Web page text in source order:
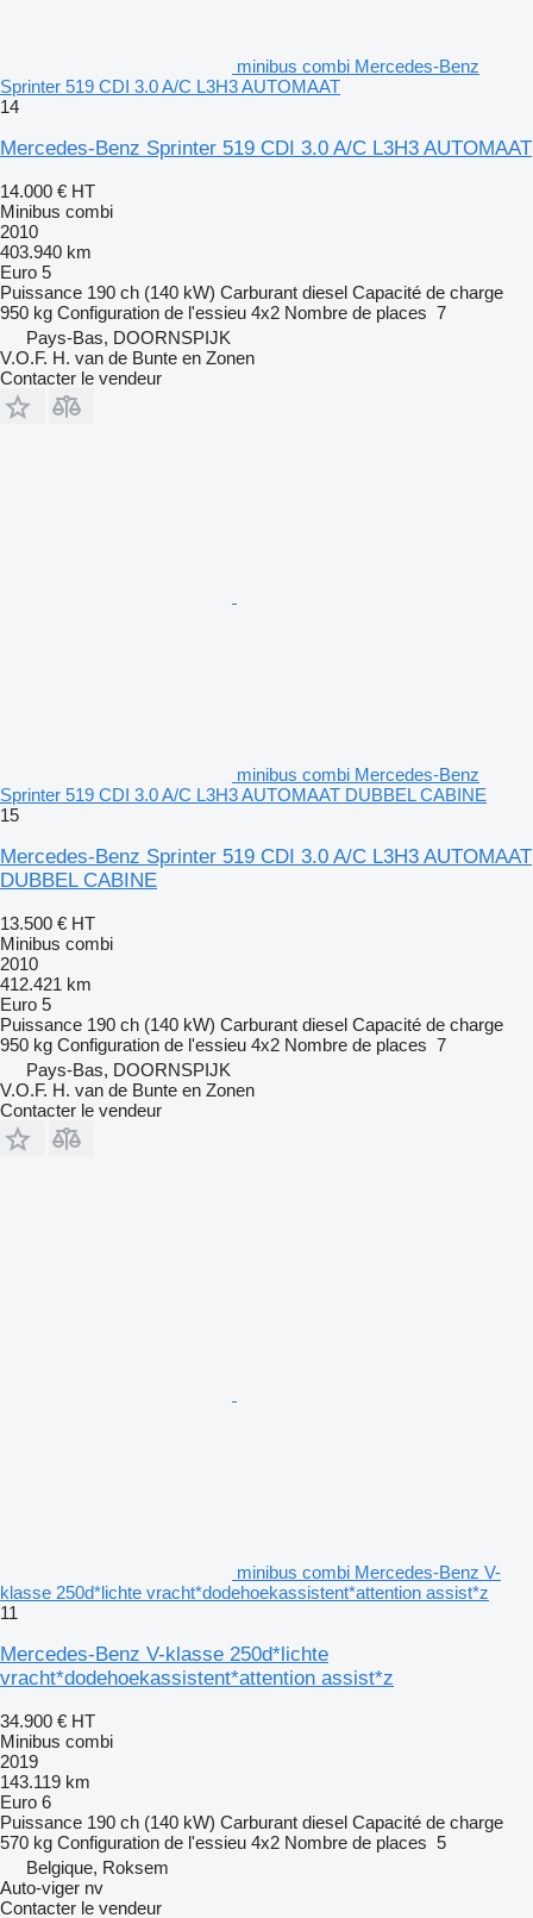
minibus combi Mercedes-Benz
Sprinter 519 CDI 3.0 A/C L3H3 AUTOMAAT
14
Mercedes-Benz Sprinter 519 CDI 3.0 A/C L3H3 AUTOMAAT
14.000 € HT
Minibus combi
2010
403.940 km
Euro 5
Puissance 190 ch (140 kW) Carburant diesel Capacité de charge
950 kg Configuration de l'essieu 4x2 Nombre de places 7
Pays-Bas, DOORNSPIJK
V.O.F. H. van de Bunte en Zonen
Contacter le vendeur
minibus combi Mercedes-Benz
Sprinter 519 CDI 3.0 A/C L3H3 AUTOMAAT DUBBEL CABINE
15
Mercedes-Benz Sprinter 519 CDI 3.0 A/C L3H3 AUTOMAAT
DUBBEL CABINE
13.500 € HT
Minibus combi
2010
412.421 km
Euro 5
Puissance 190 ch (140 kW) Carburant diesel Capacité de charge
950 kg Configuration de l'essieu 4x2 Nombre de places 7
Pays-Bas, DOORNSPIJK
V.O.F. H. van de Bunte en Zonen
Contacter le vendeur
minibus combi Mercedes-Benz V-
klasse 250d*lichte vracht*dodehoekassistent*attention assist*z
11
Mercedes-Benz V-klasse 250d*lichte
vracht*dodehoekassistent*attention assist*z
34.900 € HT
Minibus combi
2019
143.119 km
Euro 6
Puissance 190 ch (140 kW) Carburant diesel Capacité de charge
570 kg Configuration de l'essieu 4x2 Nombre de places 5
Belgique, Roksem
Auto-viger nv
Contacter le vendeur